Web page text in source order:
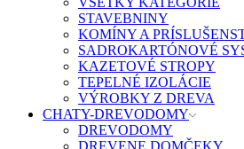
STAVEBNINY
KOMÍNY A
SADROKARTÓNOVÉ
KAZETOVÉ STROPY
TEPELNÉ IZOLÁCIE
VÝROBKY Z DREVA
CHATY-DREVODOMY
DREVODOMY